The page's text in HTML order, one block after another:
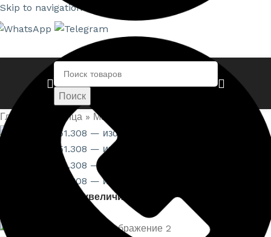
Skip to navigation
Поиск
Главная страница » Магазин
Нажмите, чтобы увеличить